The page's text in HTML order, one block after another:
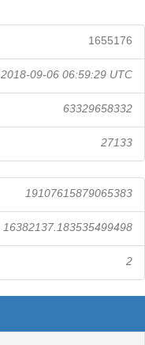
1655176
2018-09-06 06:59:29 UTC
63329658332
27133
19107615879065383
16382137.183535499498
2